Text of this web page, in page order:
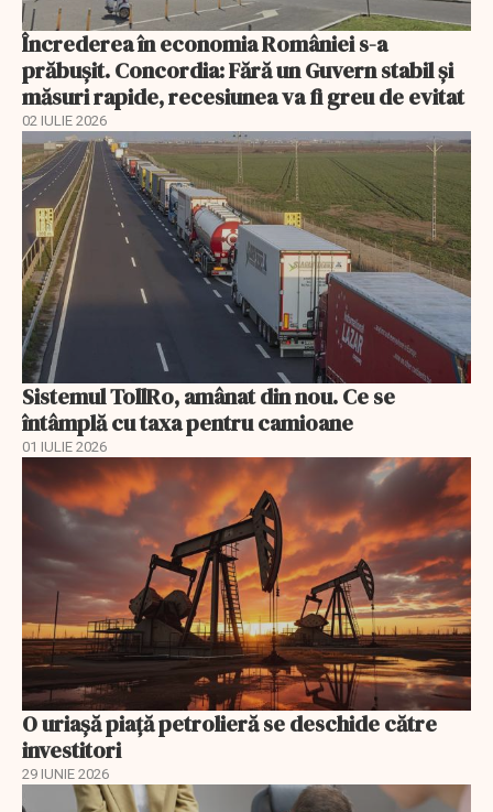
Încrederea în economia României s-a
prăbușit. Concordia: Fără un Guvern stabil și
măsuri rapide, recesiunea va fi greu de evitat
02 IULIE 2026
Sistemul TollRo, amânat din nou. Ce se
întâmplă cu taxa pentru camioane
01 IULIE 2026
O uriaşă piaţă petrolieră se deschide către
investitori
29 IUNIE 2026